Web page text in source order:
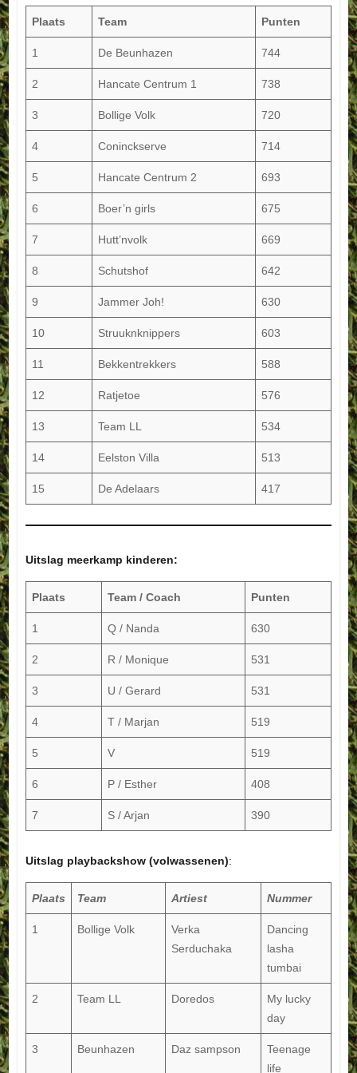
Plaats Team Punten
1 De Beunhazen 744
2 Hancate Centrum 1 738
3 Bollige Volk 720
4 Coninckserve 714
5 Hancate Centrum 2 693
6 Boer’n girls 675
7 Hutt’nvolk 669
8 Schutshof 642
9 Jammer Joh! 630
10 Struuknknippers 603
11 Bekkentrekkers 588
12 Ratjetoe 576
13 Team LL 534
14 Eelston Villa 513
15 De Adelaars 417
Uitslag meerkamp kinderen:
Plaats Team / Coach Punten
1 Q / Nanda 630
2 R / Monique 531
3 U / Gerard 531
4 T / Marjan 519
5 V 519
6 P / Esther 408
7 S / Arjan 390
Uitslag playbackshow (volwassenen):
Plaats Team Artiest Nummer
1 Bollige Volk
Verka
Serduchaka
Dancing
lasha
tumbai
2 Team LL Doredos
My lucky
day
3 Beunhazen Daz sampson
Teenage
life